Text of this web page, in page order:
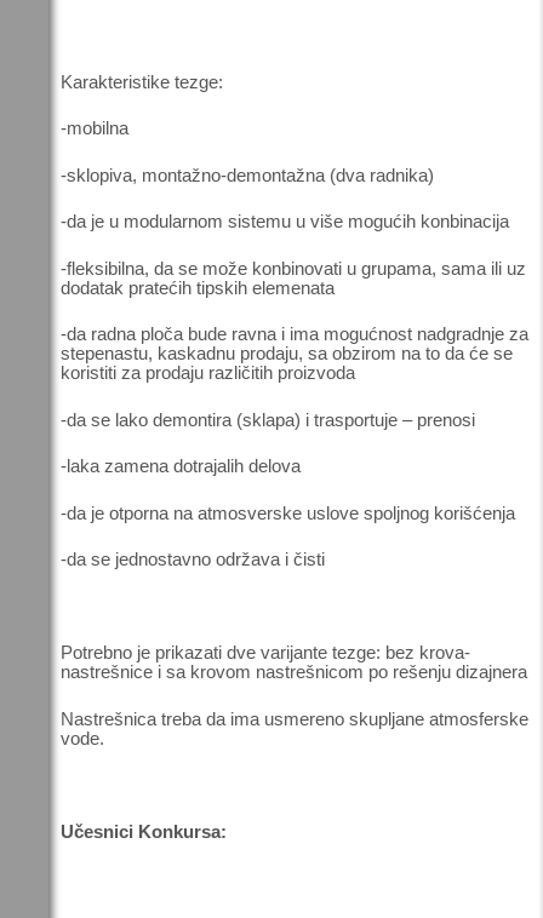
Karakteristike tezge:
-mobilna
-sklopiva, montažno-demontažna (dva radnika)
-da je u modularnom sistemu u više mogućih konbinacija
-fleksibilna, da se može konbinovati u grupama, sama ili uz
dodatak pratećih tipskih elemenata
-da radna ploča bude ravna i ima mogućnost nadgradnje za
stepenastu, kaskadnu prodaju, sa obzirom na to da će se
koristiti za prodaju različitih proizvoda
-da se lako demontira (sklapa) i trasportuje – prenosi
-laka zamena dotrajalih delova
-da je otporna na atmosverske uslove spoljnog korišćenja
-da se jednostavno održava i čisti
Potrebno je prikazati dve varijante tezge: bez krova-
nastrešnice i sa krovom nastrešnicom po rešenju dizajnera
Nastrešnica treba da ima usmereno skupljane atmosferske
vode.
Učesnici Konkursa: